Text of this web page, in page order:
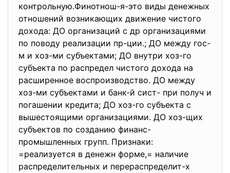
контрольную.Финотнош-я-это виды денежных
отношений возникающих движение чистого
дохода: ДО организаций с др организациями
по поводу реализации пр-ции.; ДО между гос-
м и хоз-ми субъектами; ДО внутри хоз-го
субъекта по распредел чистого дохода на
расширенное воспроизводство. ДО между
хоз-ми субъектами и банк-й сист- при получ и
погашении кредита; ДО хоз-го субъекта с
вышестоящими организациями. ДО хоз-щих
субъектов по созданию финанс-
промышленных групп. Признаки:
=реализуется в денежн форме,= наличие
распределительных и перераспределит-х